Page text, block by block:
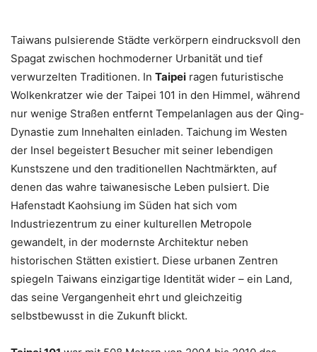
Taiwans pulsierende Städte verkörpern eindrucksvoll den
Spagat zwischen hochmoderner Urbanität und tief
verwurzelten Traditionen. In Taipei ragen futuristische
Wolkenkratzer wie der Taipei 101 in den Himmel, während
nur wenige Straßen entfernt Tempelanlagen aus der Qing-
Dynastie zum Innehalten einladen. Taichung im Westen
der Insel begeistert Besucher mit seiner lebendigen
Kunstszene und den traditionellen Nachtmärkten, auf
denen das wahre taiwanesische Leben pulsiert. Die
Hafenstadt Kaohsiung im Süden hat sich vom
Industriezentrum zu einer kulturellen Metropole
gewandelt, in der modernste Architektur neben
historischen Stätten existiert. Diese urbanen Zentren
spiegeln Taiwans einzigartige Identität wider – ein Land,
das seine Vergangenheit ehrt und gleichzeitig
selbstbewusst in die Zukunft blickt.